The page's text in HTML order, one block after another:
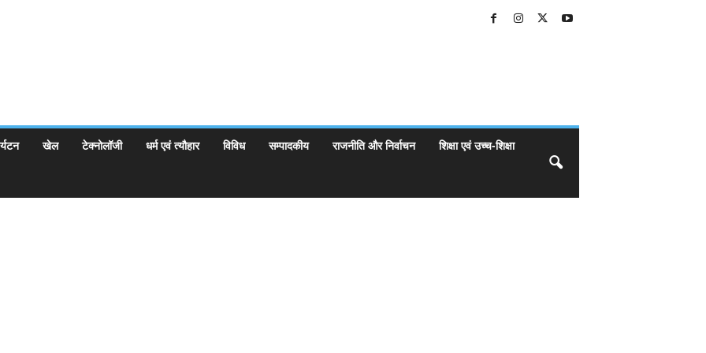
खेल टेक्नोलॉजी धर्म एवं त्यौहार विविध सम्पादकीय राजनीति और निर्वाचन शिक्षा एवं उच्च-शिक्षा